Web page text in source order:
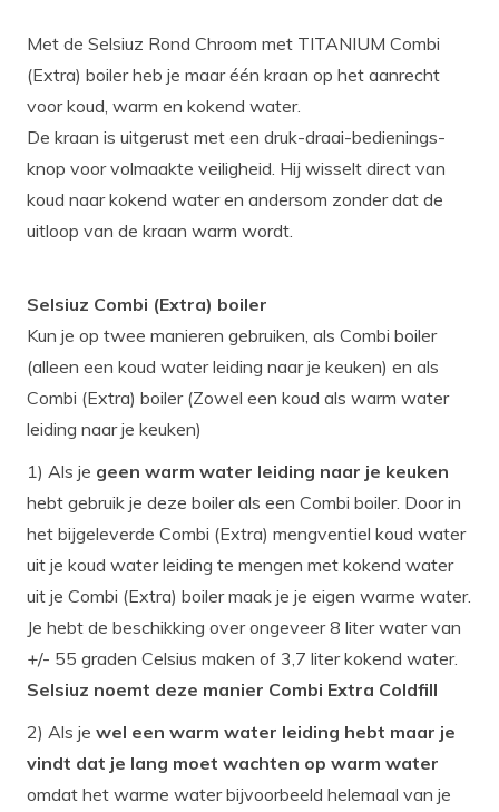
Met de Selsiuz Rond Chroom met TITANIUM Combi
(Extra) boiler heb je maar één kraan op het aanrecht
voor koud, warm en kokend water.
De kraan is uitgerust met een druk-draai-bedienings-
knop voor volmaakte veiligheid. Hij wisselt direct van
koud naar kokend water en andersom zonder dat de
uitloop van de kraan warm wordt.
Selsiuz Combi (Extra) boiler
Kun je op twee manieren gebruiken, als Combi boiler
(alleen een koud water leiding naar je keuken) en als
Combi (Extra) boiler (Zowel een koud als warm water
leiding naar je keuken)
1) Als je geen warm water leiding naar je keuken
hebt gebruik je deze boiler als een Combi boiler. Door in
het bijgeleverde Combi (Extra) mengventiel koud water
uit je koud water leiding te mengen met kokend water
uit je Combi (Extra) boiler maak je je eigen warme water.
Je hebt de beschikking over ongeveer 8 liter water van
+/- 55 graden Celsius maken of 3,7 liter kokend water.
Selsiuz noemt deze manier Combi Extra Coldfill
2) Als je wel een warm water leiding hebt maar je
vindt dat je lang moet wachten op warm water
omdat het warme water bijvoorbeeld helemaal van je